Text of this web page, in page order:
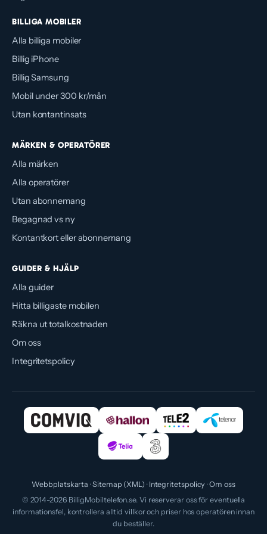
BILLIGA MOBILER
Alla billiga mobiler
Billig iPhone
Billig Samsung
Mobil under 300 kr/mån
Utan kontantinsats
MÄRKEN & OPERATÖRER
Alla märken
Alla operatörer
Utan abonnemang
Begagnad vs ny
Kontantkort eller abonnemang
GUIDER & HJÄLP
Alla guider
Hitta billigaste mobilen
Räkna ut totalkostnaden
Om oss
Integritetspolicy
Webbplatskarta Sitemap (XML) Integritetspolicy Om oss
© 2014-2026 BilligMobiltelefon.se. Vi reserverar oss för eventuella
informationsfel, kontrollera alltid villkor och priser hos operatören innan
du beställer.